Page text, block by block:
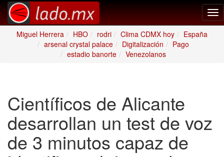
Miguel Herrera
HBO rodri Clima CDMX hoy
España
arsenal crystal palace
Digitalización
Pago
estadio banorte
Venezolanos
Científicos de Alicante
desarrollan un test de voz
de 3 minutos capaz de